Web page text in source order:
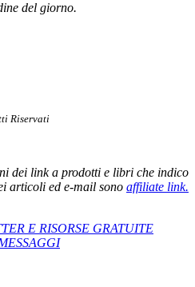
del giorno.
Riservati
dei link a prodotti e libri che indico
articoli ed e-mail sono affiliate link.
E RISORSE GRATUITE